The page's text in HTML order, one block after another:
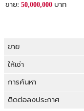
ขาย: 50,000,000 บาท
ขาย
ขายที่ดิน
ขายบ้าน
ขายคอนโด
ให้เช่า
ให้เช่าที่ดิน
ให้เช่าบ้าน
การค้นหา
ขายที่ดิน
ติดต่อลงประกาศ